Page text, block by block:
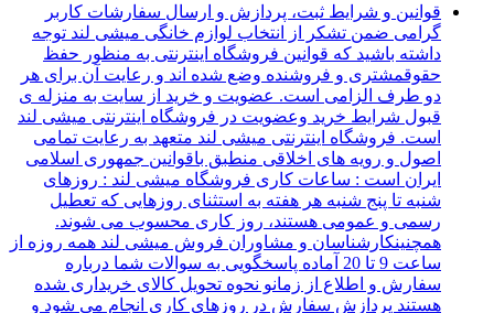
قوانین و شرایط ثبت، پردازش و ارسال سفارشات کاربر
گرامی ضمن تشکر از انتخاب لوازم خانگی میشی لند توجه
داشته باشید که قوانین فروشگاه اینترنتی به منظور حفظ
حقوقمشتری و فروشنده وضع شده اند و رعایت آن برای هر
دو طرف الزامی است. عضویت و خرید از سایت به منزله ی
قبول شرایط خرید وعضویت در فروشگاه اینترنتی میشی لند
است. فروشگاه اینترنتی میشی لند متعهد به رعایت تمامی
اصول و رویه های اخلاقی منطبق باقوانین جمهوری اسلامی
ایران است : ساعات کاری فروشگاه میشی لند : روزهای
شنبه تا پنج شنبه هر هفته به استثنای روزهایی که تعطیل
رسمی و عمومی هستند، روز کاری محسوب می شوند.
همچنینکارشناسان و مشاوران فروش میشی لند همه روزه از
ساعت 9 تا 20 آماده پاسخگویی به سوالات شما درباره
سفارش و اطلاع از زمانو نحوه تحویل کالای خریداری شده
هستند پردازش سفارش در روزهای کاری انجام می شود و